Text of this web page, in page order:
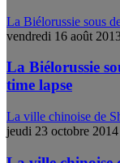
La Biélorussie sous
vendredi 16 août
La Biélorussie
time lapse
La ville chinoise de
jeudi 23 octobre 2014